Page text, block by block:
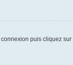
puis cliquez sur